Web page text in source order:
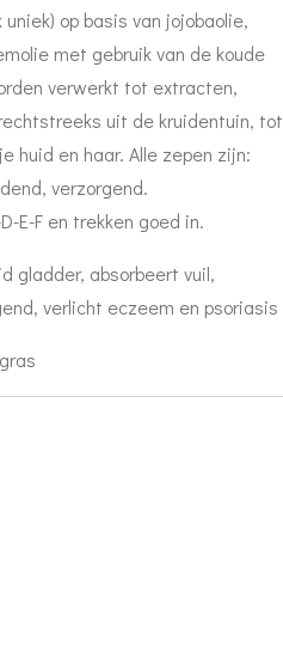
op basis van jojobaolie,
met gebruik van de koude
verwerkt tot extracten,
uit de kruidentuin, tot
huid en haar. Alle zepen zijn:
verzorgend.
E-F en trekken goed in.
gladder, absorbeert vuil,
verlicht eczeem en psoriasis